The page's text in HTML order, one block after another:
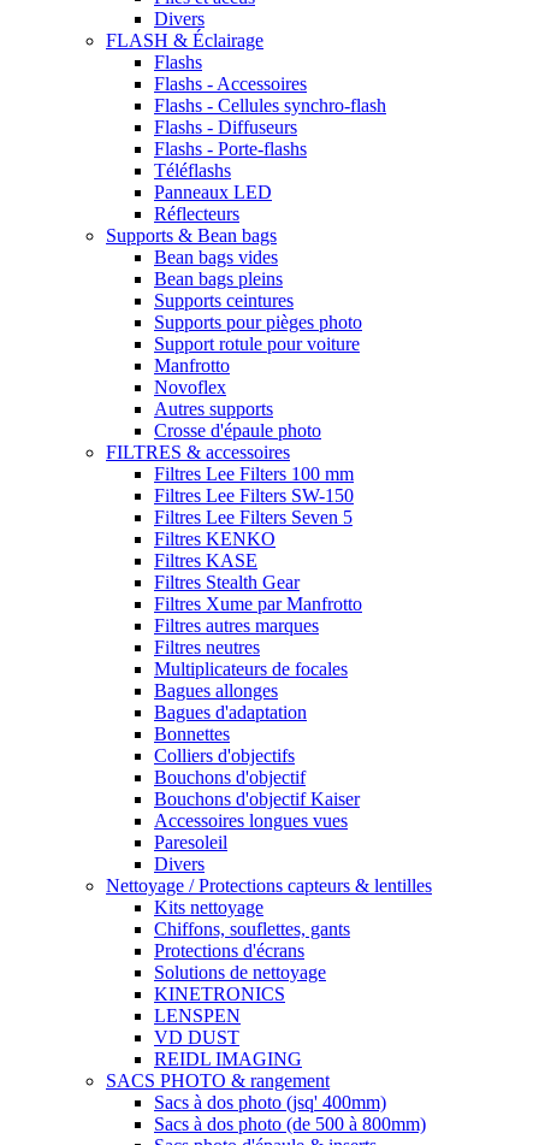
Divers
FLASH & Éclairage
Flashs
Flashs - Accessoires
Flashs - Cellules synchro-flash
Flashs - Diffuseurs
Flashs - Porte-flashs
Téléflashs
Panneaux LED
Réflecteurs
Supports & Bean bags
Bean bags vides
Bean bags pleins
Supports ceintures
Supports pour pièges photo
Support rotule pour voiture
Manfrotto
Novoflex
Autres supports
Crosse d'épaule photo
FILTRES & accessoires
Filtres Lee Filters 100 mm
Filtres Lee Filters SW-150
Filtres Lee Filters Seven 5
Filtres KENKO
Filtres KASE
Filtres Stealth Gear
Filtres Xume par Manfrotto
Filtres autres marques
Filtres neutres
Multiplicateurs de focales
Bagues allonges
Bagues d'adaptation
Bonnettes
Colliers d'objectifs
Bouchons d'objectif
Bouchons d'objectif Kaiser
Accessoires longues vues
Paresoleil
Divers
Nettoyage / Protections capteurs & lentilles
Kits nettoyage
Chiffons, souflettes, gants
Protections d'écrans
Solutions de nettoyage
KINETRONICS
LENSPEN
VD DUST
REIDL IMAGING
SACS PHOTO & rangement
Sacs à dos photo (jsq' 400mm)
Sacs à dos photo (de 500 à 800mm)